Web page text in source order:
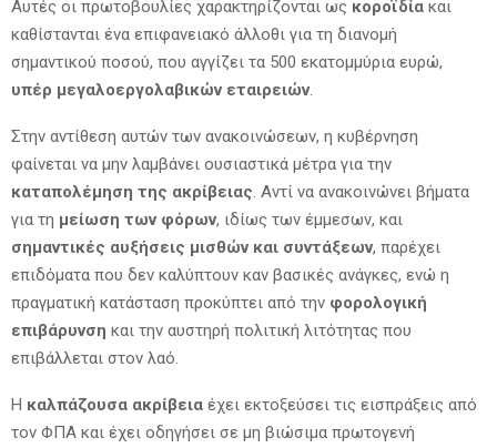
Αυτές οι πρωτοβουλίες χαρακτηρίζονται ως κοροϊδία και
καθίστανται ένα επιφανειακό άλλοθι για τη διανομή
σημαντικού ποσού, που αγγίζει τα 500 εκατομμύρια ευρώ,
υπέρ μεγαλοεργολαβικών εταιρειών.
Στην αντίθεση αυτών των ανακοινώσεων, η κυβέρνηση
φαίνεται να μην λαμβάνει ουσιαστικά μέτρα για την
καταπολέμηση της ακρίβειας . Αντί να ανακοινώνει βήματα
για τη μείωση των φόρων, ιδίως των έμμεσων, και
σημαντικές αυξήσεις μισθών και συντάξεων, παρέχει
επιδόματα που δεν καλύπτουν καν βασικές ανάγκες, ενώ η
πραγματική κατάσταση προκύπτει από την φορολογική
επιβάρυνση και την αυστηρή πολιτική λιτότητας που
επιβάλλεται στον λαό.
Η καλπάζουσα ακρίβεια έχει εκτοξεύσει τις εισπράξεις από
τον ΦΠΑ και έχει οδηγήσει σε μη βιώσιμα πρωτογενή